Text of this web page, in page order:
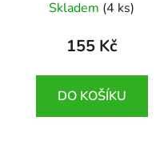
Philadelphus
Skladem (4 ks)
155 Kč
DO KOŠÍKU